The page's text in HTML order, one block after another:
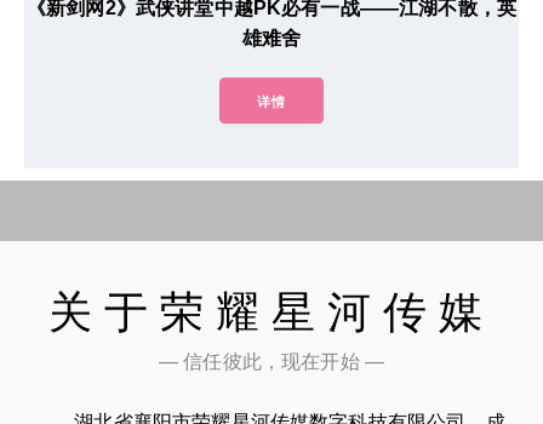
《新剑网2》武侠讲堂中越PK必有一战——江湖不散，英
雄难舍
详情
关于荣耀星河传媒
— 信任彼此，现在开始 —